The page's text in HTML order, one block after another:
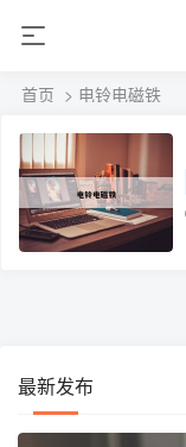
首页 > 电铃电磁铁
最新发布